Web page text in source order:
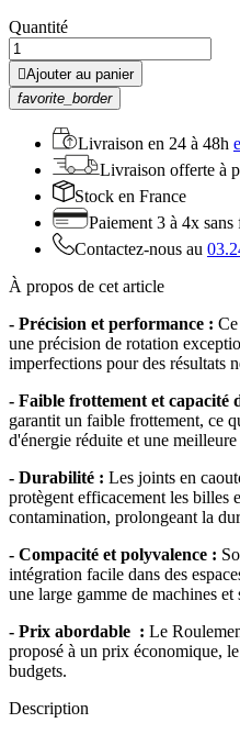
Quantité
Ajouter au panier
favorite_border
Livraison en 24 à 48h
Livraison offerte à
Stock en France
Paiement 3 à 4x sans
Contactez-nous au
À propos de cet article
- Précision et performance :
une précision de rotation
imperfections pour des résultats
- Faible frottement et capacité
garantit un faible frottement, ce
d'énergie réduite et une
- Durabilité : Les joints en
protègent efficacement les billes
contamination, prolongeant la
- Compacité et polyvalence :
intégration facile dans des
une large gamme de machines et
- Prix abordable : Le
proposé à un prix économique,
budgets.
Description